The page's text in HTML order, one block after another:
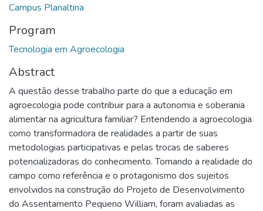
Campus Planaltina
Program
Tecnologia em Agroecologia
Abstract
A questão desse trabalho parte do que a educação em
agroecologia pode contribuir para a autonomia e soberania
alimentar na agricultura familiar? Entendendo a agroecologia
como transformadora de realidades a partir de suas
metodologias participativas e pelas trocas de saberes
potencializadoras do conhecimento. Tomando a realidade do
campo como referência e o protagonismo dos sujeitos
envolvidos na construção do Projeto de Desenvolvimento
do Assentamento Pequeno William, foram avaliadas as